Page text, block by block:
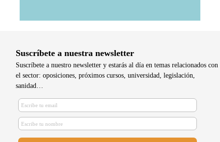
Suscríbete a nuestra newsletter
Suscríbete a nuestro newsletter y estarás al día en temas relacionados con
el sector: oposiciones, próximos cursos, universidad, legislación,
sanidad…